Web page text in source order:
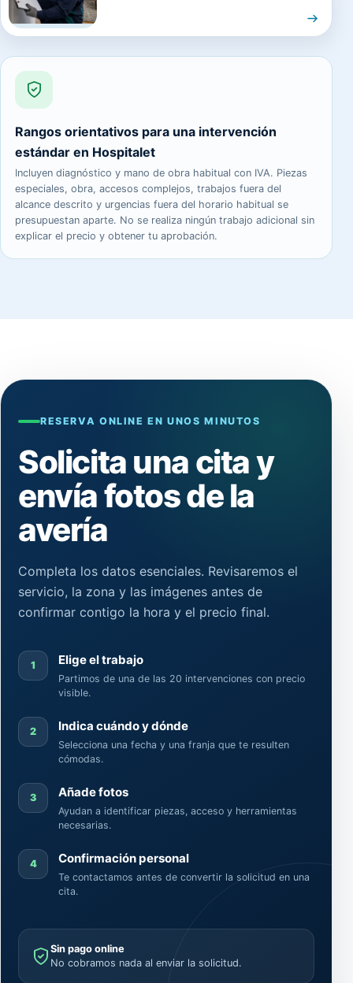
Rangos orientativos para una intervención
estándar en Hospitalet
Incluyen diagnóstico y mano de obra habitual con IVA. Piezas
especiales, obra, accesos complejos, trabajos fuera del
alcance descrito y urgencias fuera del horario habitual se
presupuestan aparte. No se realiza ningún trabajo adicional sin
explicar el precio y obtener tu aprobación.
RESERVA ONLINE EN UNOS MINUTOS
Solicita una cita y
envía fotos de la
avería
Completa los datos esenciales. Revisaremos el
servicio, la zona y las imágenes antes de
confirmar contigo la hora y el precio final.
1 Elige el trabajo
Partimos de una de las 20 intervenciones con precio
visible.
2 Indica cuándo y dónde
Selecciona una fecha y una franja que te resulten
cómodas.
3 Añade fotos
Ayudan a identificar piezas, acceso y herramientas
necesarias.
4 Confirmación personal
Te contactamos antes de convertir la solicitud en una
cita.
Sin pago online
No cobramos nada al enviar la solicitud.